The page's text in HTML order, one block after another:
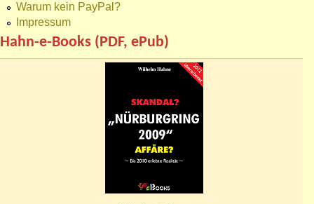
Warum kein PayPal?
Impressum
Hahn-e-Books (PDF, ePub)